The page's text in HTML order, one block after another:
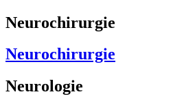
Neurochirurgie
Neurochirurgie
Neurologie